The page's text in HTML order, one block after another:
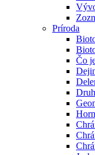
Príroda
Čo